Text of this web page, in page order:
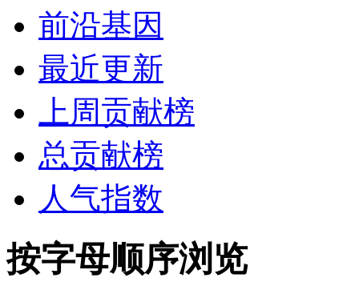
前沿基因
最近更新
上周贡献榜
总贡献榜
人气指数
按字母顺序浏览